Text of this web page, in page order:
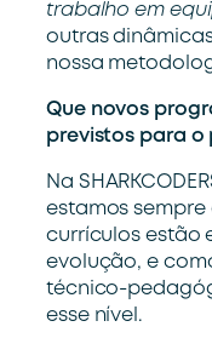
trabalho em
outras
nossa
Que novos
previstos para o
Na
estamos sempre
currículos estão
evolução, e
técnico-
esse nível.